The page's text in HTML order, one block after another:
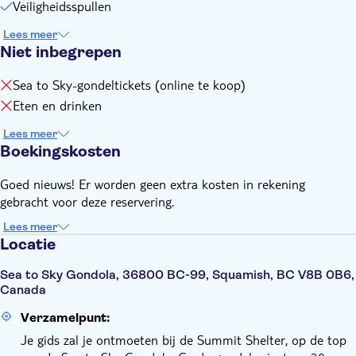
heeft waarvan de gids op de hoogte moet zijn, of als u meer
dan 100 kg weegt, neem dan contact op met de
het boeken
Breng een weerbestendige shell-jas en -broek, warme laag
(lagen), hoed, warme handschoenen (waterdichte
handschoenen zijn het beste), wandelschoenen of stevige
schoenen met gesloten neus, water, snacks, camera, kleine
rugzak, elk persoonlijk item dat u kunt meenemen
Ga voor de algemene voorwaarden naar:
https://www.musement.com/us/terms-conditions-p/
Veiligheidsspullen
Lees meer
Niet inbegrepen
Sea to Sky-gondeltickets (online te koop)
Eten en drinken
Lees meer
Boekingskosten
Goed nieuws! Er worden geen extra kosten in rekening
gebracht voor deze reservering.
Lees meer
Locatie
Sea to Sky Gondola, 36800 BC-99, Squamish, BC V8B 0B6,
Canada
Verzamelpunt:
Je gids zal je ontmoeten bij de Summit Shelter, op de top